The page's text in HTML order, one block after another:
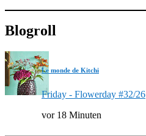
Blogroll
Le monde de Kitchi
Friday - Flowerday #32/26
vor 18 Minuten